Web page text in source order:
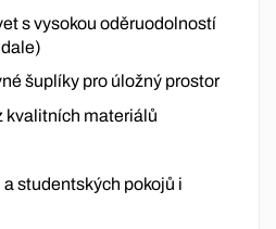
s vysokou oděruodolností
šuplíky pro úložný prostor
kvalitních materiálů
studentských pokojů i